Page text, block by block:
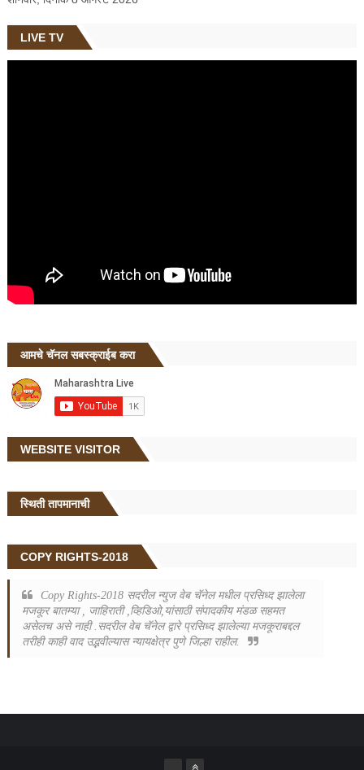
LIVE TV
आमचे चॅनल सबस्क्राईब करा
WEBSITE VISITOR
स्थिती तापमानाची
COPY RIGHTS-2018
Copy Rights-2018 सदरील न्युज वेब चॅनेल मधील प्रसिध्द झालेला
मजकूर बातम्या , जाहिराती ,व्हिडिओ,यांसाठी संपादकीय मंडळ सहमत
असेलच असे नाही .सदरील वेब चॅनेल द्वारे प्रसिध्द झालेल्या मजकूराबद्दल
तरीही काही वाद उद्भवील्यास न्यायक्षेत्र पुणे जिल्हा राहील.